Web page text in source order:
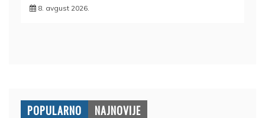
8. avgust 2026.
POPULARNO NAJNOVIJE